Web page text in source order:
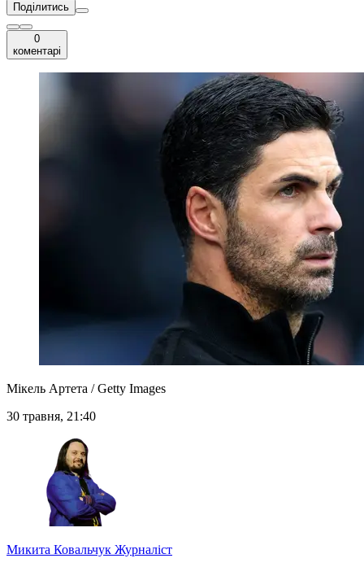
Поділитись
0
коментарі
Мікель Артета / Getty Images
30 травня, 21:40
Микита Ковальчук Журналіст